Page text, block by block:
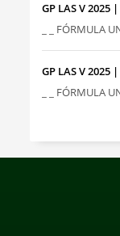
GP LAS V 2025
_ _
GP LAS V 2025
_ _